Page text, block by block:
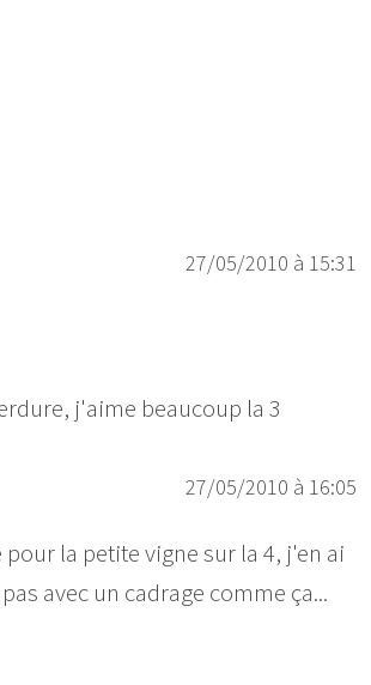
27/05/2010 à 15:31
j'aime beaucoup la 3
27/05/2010 à 16:05
pour la petite vigne sur la 4, j'en ai
avec un cadrage comme ça...